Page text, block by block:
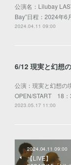
公演名：Lilubay
Bay”日程：2024年6
2024.04.11 09:00
6/12 現実と幻想
公演：現実と幻想の
OPEN/START 18：
2023.05.17 11:00
2024.04.11 09:00
【LIVE】